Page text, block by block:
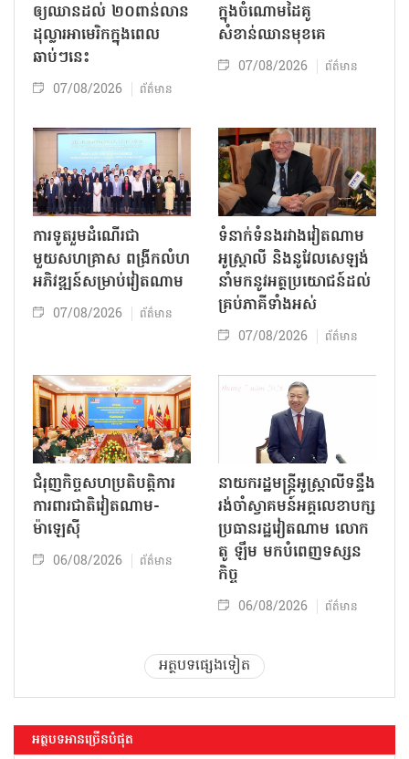
ឲ្យឈានដល់ ២០ពាន់លាន
ដុល្លារអាមេរិកក្នុងពេល
ឆាប់ៗនេះ
07/08/2026 ព័ត៌មាន
ក្នុងចំណោមដៃគូ
សំខាន់ឈានមុខគេ
07/08/2026 ព័ត៌មាន
ការទូតរួមដំណើរជា
មួយសហគ្រាស ពង្រីកលំហ
អភិវឌ្ឍន៍សម្រាប់វៀតណាម
07/08/2026 ព័ត៌មាន
ទំនាក់ទំនងរវាងវៀតណាម
អូស្ត្រាលី និងនូវែលសេឡង់
នាំមកនូវអត្ថប្រយោជន៍ដល់
គ្រប់ភាគីទាំងអស់
07/08/2026 ព័ត៌មាន
ជំរុញកិច្ចសហប្រតិបត្តិការ
ការពារជាតិវៀតណាម-
ម៉ាឡេស៊ី
06/08/2026 ព័ត៌មាន
នាយករដ្ឋមន្ត្រីអូស្ត្រាលីទន្ទឹង
រង់ចាំស្វាគមន៍អគ្គលេខាបក្ស
ប្រធានរដ្ឋវៀតណាម លោក
តូ ឡឹម មកបំពេញទស្សន
កិច្ច
06/08/2026 ព័ត៌មាន
អត្ថបទផ្សេងទៀត
អត្ថបទអានច្រើនបំផុត